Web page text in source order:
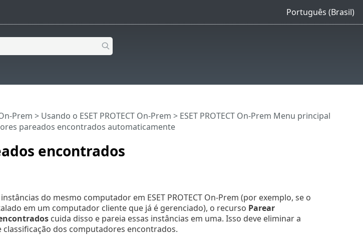
Português (Brasil)
encontrados
Prem > Usando o ESET PROTECT On-Prem > ESET PROTECT On-Prem Menu principal
pareados encontrados automaticamente
do mesmo computador em ESET PROTECT On-Prem (por exemplo, se o
em um computador cliente que já é gerenciado), o recurso Parear
cuida disso e pareia essas instâncias em uma. Isso deve eliminar a
classificação dos computadores encontrados.